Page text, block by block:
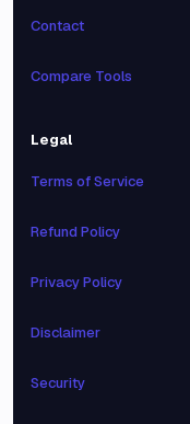
Contact
Compare Tools
Legal
Terms of Service
Refund Policy
Privacy Policy
Disclaimer
Security